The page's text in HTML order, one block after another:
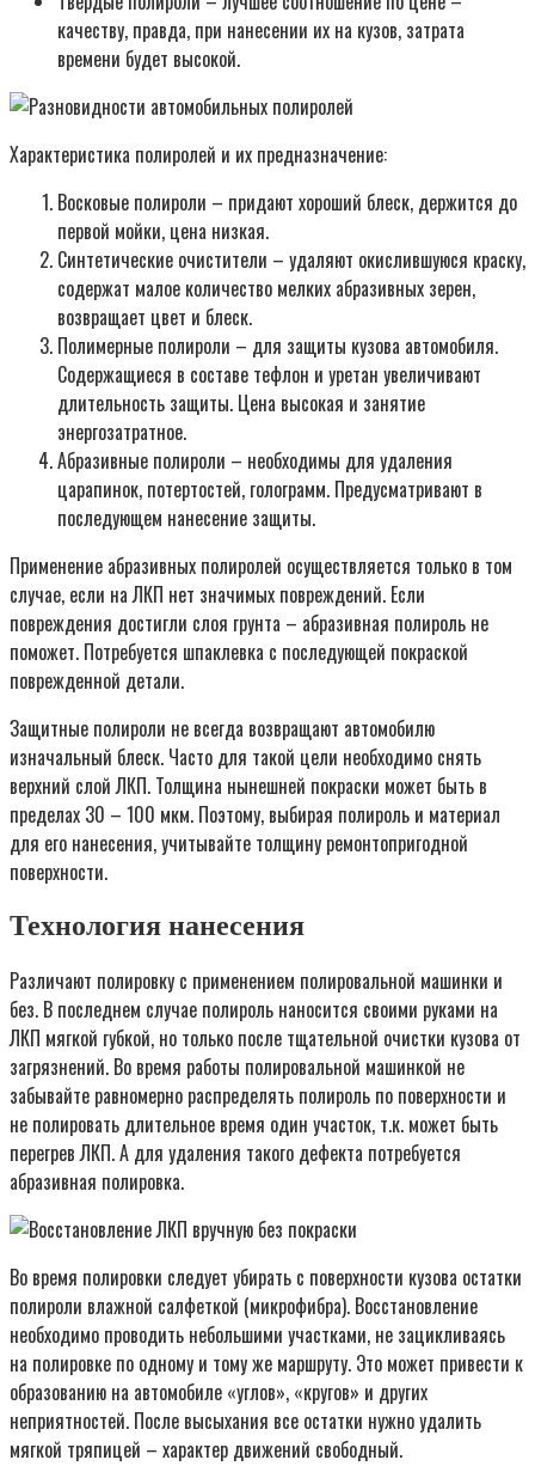
качеству, правда, при нанесении их на кузов, затрата
времени будет высокой.
Характеристика полиролей и их предназначение:
Восковые полироли – придают хороший блеск, держится до
первой мойки, цена низкая.
Синтетические очистители – удаляют окислившуюся краску,
содержат малое количество мелких абразивных зерен,
возвращает цвет и блеск.
Полимерные полироли – для защиты кузова автомобиля.
Содержащиеся в составе тефлон и уретан увеличивают
длительность защиты. Цена высокая и занятие
энергозатратное.
Абразивные полироли – необходимы для удаления
царапинок, потертостей, голограмм. Предусматривают в
последующем нанесение защиты.
Применение абразивных полиролей осуществляется только в том
случае, если на ЛКП нет значимых повреждений. Если
повреждения достигли слоя грунта – абразивная полироль не
поможет. Потребуется шпаклевка с последующей покраской
поврежденной детали.
Защитные полироли не всегда возвращают автомобилю
изначальный блеск. Часто для такой цели необходимо снять
верхний слой ЛКП. Толщина нынешней покраски может быть в
пределах 30 – 100 мкм. Поэтому, выбирая полироль и материал
для его нанесения, учитывайте толщину ремонтопригодной
поверхности.
Технология нанесения
Различают полировку с применением полировальной машинки и
без. В последнем случае полироль наносится своими руками на
ЛКП мягкой губкой, но только после тщательной очистки кузова от
загрязнений. Во время работы полировальной машинкой не
забывайте равномерно распределять полироль по поверхности и
не полировать длительное время один участок, т.к. может быть
перегрев ЛКП. А для удаления такого дефекта потребуется
абразивная полировка.
Во время полировки следует убирать с поверхности кузова остатки
полироли влажной салфеткой (микрофибра). Восстановление
необходимо проводить небольшими участками, не зацикливаясь
на полировке по одному и тому же маршруту. Это может привести к
образованию на автомобиле «углов», «кругов» и других
неприятностей. После высыхания все остатки нужно удалить
мягкой тряпицей – характер движений свободный.